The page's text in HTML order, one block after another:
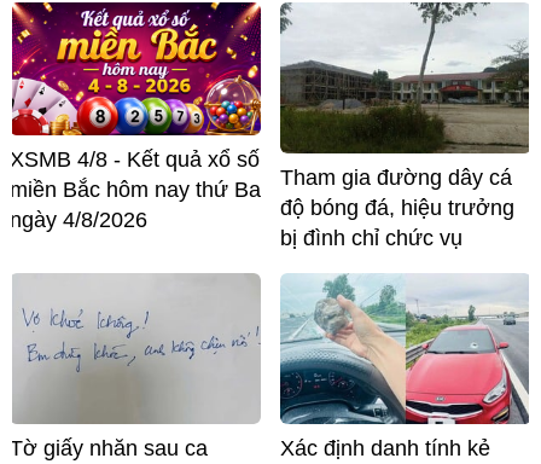
XSMB 4/8 - Kết quả xổ số
miền Bắc hôm nay thứ Ba
ngày 4/8/2026
Tham gia đường dây cá
độ bóng đá, hiệu trưởng
bị đình chỉ chức vụ
Tờ giấy nhăn sau ca
Xác định danh tính kẻ